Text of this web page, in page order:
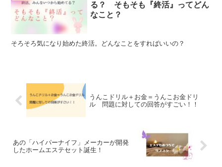
る？ そもそも『終活』ってどん
なこと？
そろそろ気になり始めた終活。どんなことをすればいいの？
うんこドリル＋お金＝うんこお金ドリ
ル 問題に対しての回答がすごい！！
あの「ハイパーナイフ」メーカーが開発
したホームエステセット誕生！